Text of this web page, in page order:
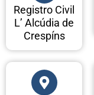
Registro Civil
L’ Alcúdia de
Crespíns